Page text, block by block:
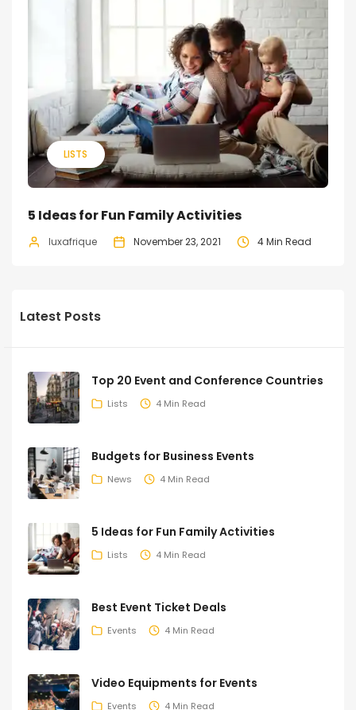
LISTS
5 Ideas for Fun Family Activities
luxafrique November 23, 2021 4 Min Read
Latest Posts
Top 20 Event and Conference Countries
Lists 4 Min Read
Budgets for Business Events
News 4 Min Read
5 Ideas for Fun Family Activities
Lists 4 Min Read
Best Event Ticket Deals
Events 4 Min Read
Video Equipments for Events
Events 4 Min Read